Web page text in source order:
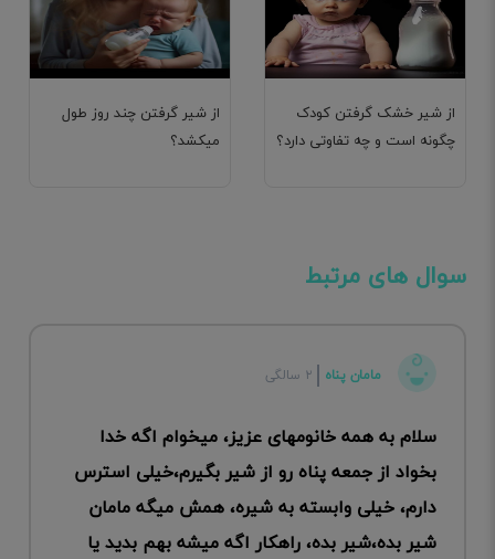
از شیر گرفتن چند روز طول
میکشد؟
از شیر خشک گرفتن کودک
چگونه است و چه تفاوتی دارد؟
سوال های مرتبط
مامان پناه ۲ سالگی
سلام به همه خانومهای عزیز، میخوام اگه خدا
بخواد از جمعه پناه رو از شیر بگیرم،خیلی استرس
دارم، خیلی وابسته به شیره، همش میگه مامان
شیر بده،شیر بده، راهکار اگه میشه بهم بدید یا